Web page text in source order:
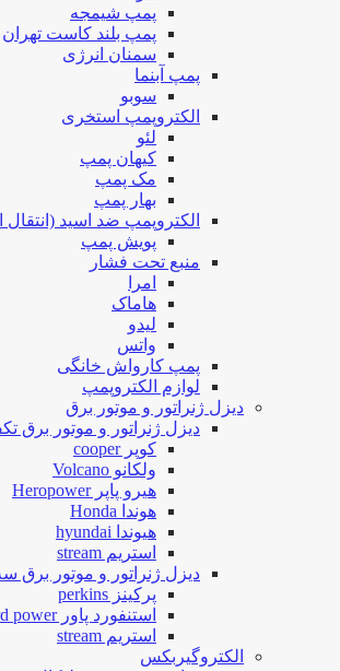
پمپ شیمجه
پمپ بلند کاست تهران
سمنان انرژی
پمپ آبنما
سوبو
الکتروپمپ استخری
لئو
کیهان پمپ
مک پمپ
بهار پمپ
الکتروپمپ ضد اسید (انتقال
پویش پمپ
منبع تحت فشار
امرا
هاماک
لیدو
واتس
پمپ کارواش خانگی
لوازم الکتروپمپ
دیزل ژنراتور و موتور برق
دیزل ژنراتور و موتور برق
کوپر cooper
ولکانو Volcano
هیرو پاپر Heropower
هوندا Honda
هیوندا hyundai
استریم stream
دیزل ژنراتور و موتور برق
پرکینز perkins
استنفورد پاور stanford power
استریم stream
الکتروگیربکس